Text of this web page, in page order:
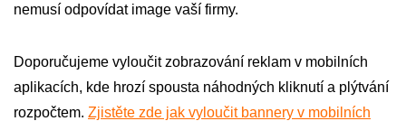
nemusí odpovídat image vaší firmy.
Doporučujeme vyloučit zobrazování reklam v mobilních
aplikacích, kde hrozí spousta náhodných kliknutí a plýtvání
rozpočtem. Zjistěte zde jak vyloučit bannery v mobilních